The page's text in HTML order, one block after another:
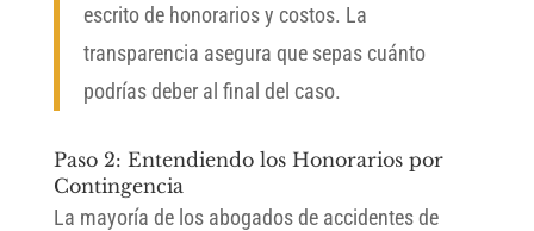
escrito de honorarios y costos. La
transparencia asegura que sepas cuánto
podrías deber al final del caso.
Paso 2: Entendiendo los Honorarios por
Contingencia
La mayoría de los abogados de accidentes de